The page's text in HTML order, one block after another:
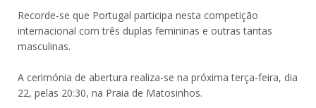
Recorde-se que Portugal participa nesta competição
internacional com três duplas femininas e outras tantas
masculinas.
A cerimónia de abertura realiza-se na próxima terça-feira, dia
22, pelas 20:30, na Praia de Matosinhos.